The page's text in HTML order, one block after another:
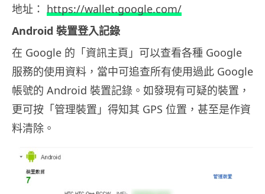
地址： https://wallet.google.com/
Android 裝置登入記錄
在 Google 的「資訊主頁」可以查看各種 Google
服務的使用資料，當中可追查所有使用過此 Google
帳號的 Android 裝置記錄。如發現有可疑的裝置，
更可按「管理裝置」得知其 GPS 位置，甚至是作資
料清除。